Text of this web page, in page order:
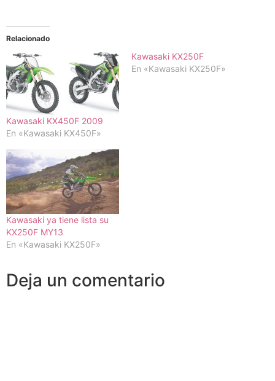
Relacionado
Kawasaki KX450F 2009
En «Kawasaki KX450F»
Kawasaki KX250F
En «Kawasaki KX250F»
Kawasaki ya tiene lista su
KX250F MY13
En «Kawasaki KX250F»
Deja un comentario